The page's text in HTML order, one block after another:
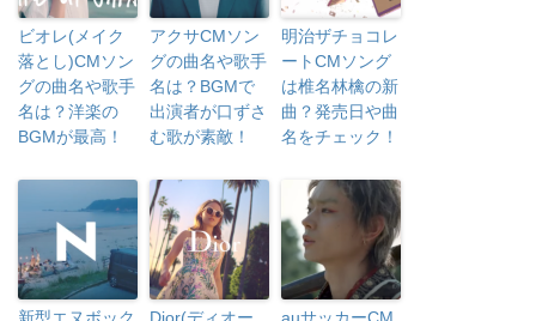
ビオレ(メイク
落とし)CMソン
グの曲名や歌手
名は？洋楽の
BGMが最高！
アクサCMソン
グの曲名や歌手
名は？BGMで
出演者が口ずさ
む歌が素敵！
明治ザチョコレ
ートCMソング
は椎名林檎の新
曲？発売日や曲
名をチェック！